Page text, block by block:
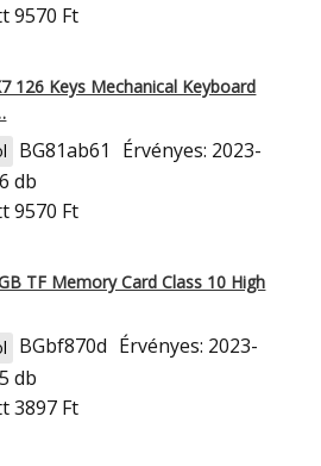
9570 Ft
126 Keys Mechanical Keyboard
BG81ab61
Érvényes: 2023-
db
9570 Ft
TF Memory Card Class 10 High
BGbf870d Érvényes: 2023-
db
3897 Ft